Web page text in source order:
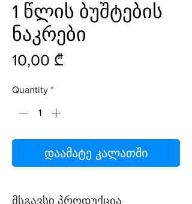
1 წლის ბუშტების
ნაკრები
10,00 ₾
Quantity *
დაამატე კალათში
მსგავსი პროდუქცია